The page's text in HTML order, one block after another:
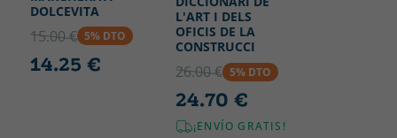
DOLCEVITA
15.00 € 5% DTO
14.25 €
L'ART I DELS
OFICIS DE LA
CONSTRUCCI
26.00 € 5% DTO
24.70 €
¡ENVÍO GRATIS!